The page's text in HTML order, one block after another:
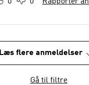
Læs flere anmeldelser
Gå til filtre